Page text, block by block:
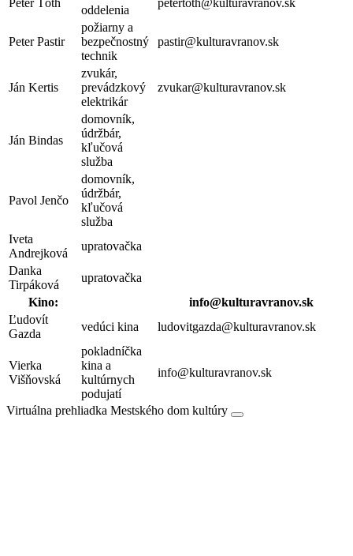
Peter Tóth
oddelenia
petertoth@kulturavranov.sk
Peter Pastir
požiarny a
bezpečnostný
technik
pastir@kulturavranov.sk
Ján Kertis
zvukár,
prevádzkový
elektrikár
zvukar@kulturavranov.sk
Ján Bindas
domovník,
údržbár,
kľučová
služba
Pavol Jenčo
domovník,
údržbár,
kľučová
služba
Iveta
Andrejková
upratovačka
Danka
Tirpáková
upratovačka
Kino:
info@kulturavranov.sk
Ľudovít
Gazda
vedúci kina ludovitgazda@kulturavranov.sk
Vierka
Višňovská
pokladníčka
kina a
kultúrnych
podujatí
info@kulturavranov.sk
Virtuálna prehliadka Mestského dom kultúry